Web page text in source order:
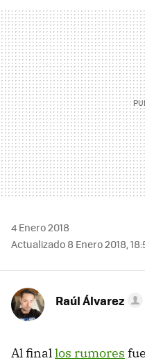
4 Enero 2018
Actualizado 8 Enero 2018,
Raúl Álvarez
Al finallos rumores